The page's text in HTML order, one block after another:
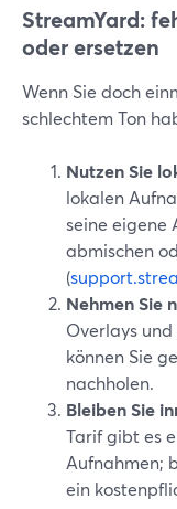
StreamYard:
oder ersetzen
Wenn Sie doch
schlechtem Ton
Nutzen Sie
lokalen
seine eigene
abmischen
(
Nehmen Sie
Overlays
können Sie
nachholen.
Bleiben Sie
Tarif gibt es
Aufnahmen;
ein